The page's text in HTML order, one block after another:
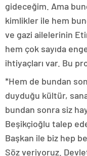
gideceğim. Ama
kimlikler ile hem
ve gazi ailelerinin
hem çok sayıda
ihtiyaçları var. Bu
*Hem de bundan
duyduğu kültür,
bundan sonra siz
Beşikçioğlu talep
Başkan ile biz hep
Söz veriyoruz.